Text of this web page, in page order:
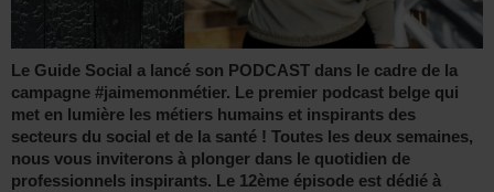
Le Guide Social a lancé son PODCAST dans le cadre de la
campagne #jaimemonmétier. Le premier podcast belge qui
met en lumière les métiers humains et inspirants des
secteurs du social et de la santé ! Toutes les deux semaines,
nous vous inviterons à plonger dans le quotidien de
professionnels inspirants. Le 12ème épisode est dédié à